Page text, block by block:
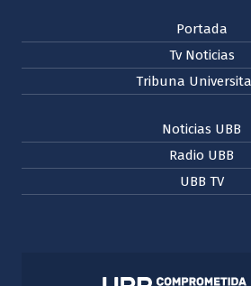
Portada
Tv Noticias
Tribuna
Noticias UBB
Radio UBB
UBB TV